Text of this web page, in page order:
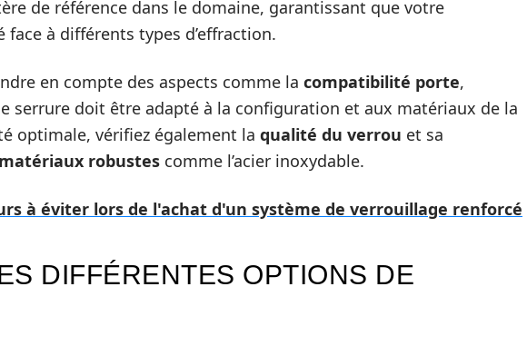
de référence dans le domaine, garantissant que votre
à différents types d’effraction.
en compte des aspects comme la compatibilité porte,
serrure doit être adapté à la configuration et aux matériaux de la
optimale, vérifiez également la qualité du verrou et sa
matériaux robustes comme l’acier inoxydable.
à éviter lors de l'achat d'un système de verrouillage renforcé
DIFFÉRENTES OPTIONS DE